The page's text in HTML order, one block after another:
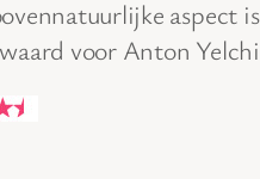
aspect is
voor Anton